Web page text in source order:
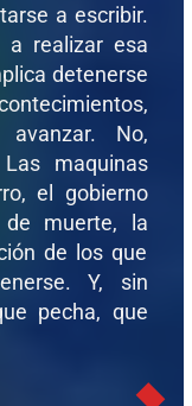
a escribir.
a realizar esa
detenerse
No,
maquinas
el gobierno
de muerte, la
de los que
Y, sin
pecha, que